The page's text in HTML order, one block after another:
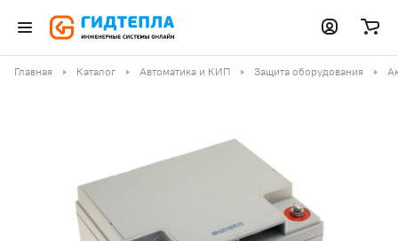
Главная Каталог Автоматика и КИП Защита оборудования